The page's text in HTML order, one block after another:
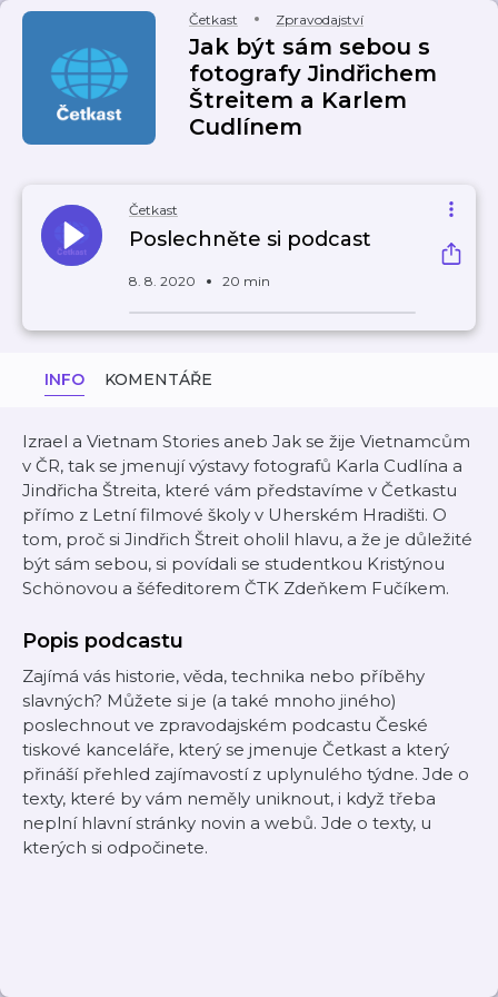
Četkast Zpravodajství
Jak být sám sebou s
fotografy Jindřichem
Štreitem a Karlem
Cudlínem
Četkast
Poslechněte si podcast
8. 8. 2020 20 min
INFO KOMENTÁŘE
Izrael a Vietnam Stories aneb Jak se žije Vietnamcům
v ČR, tak se jmenují výstavy fotografů Karla Cudlína a
Jindřicha Štreita, které vám představíme v Četkastu
přímo z Letní filmové školy v Uherském Hradišti. O
tom, proč si Jindřich Štreit oholil hlavu, a že je důležité
být sám sebou, si povídali se studentkou Kristýnou
Schönovou a šéfeditorem ČTK Zdeňkem Fučíkem.
Popis podcastu
Zajímá vás historie, věda, technika nebo příběhy
slavných? Můžete si je (a také mnoho jiného)
poslechnout ve zpravodajském podcastu České
tiskové kanceláře, který se jmenuje Četkast a který
přináší přehled zajímavostí z uplynulého týdne. Jde o
texty, které by vám neměly uniknout, i když třeba
neplní hlavní stránky novin a webů. Jde o texty, u
kterých si odpočinete.